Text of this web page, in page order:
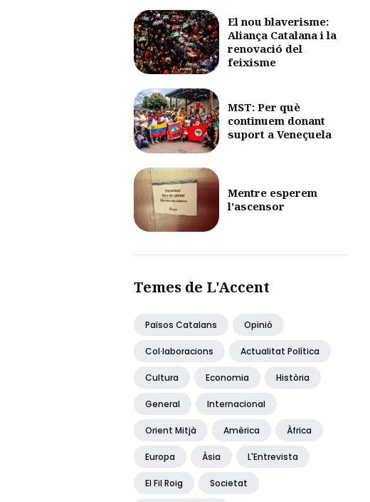
El nou blaverisme:
Aliança Catalana i la
renovació del
feixisme
MST: Per què
continuem donant
suport a Veneçuela
Mentre esperem
l’ascensor
Temes de L'Accent
Països Catalans Opinió
Col·laboracions Actualitat Política
Cultura Economia Història
General Internacional
Orient Mitjà Amèrica Àfrica
Europa Àsia L'Entrevista
El Fil Roig Societat